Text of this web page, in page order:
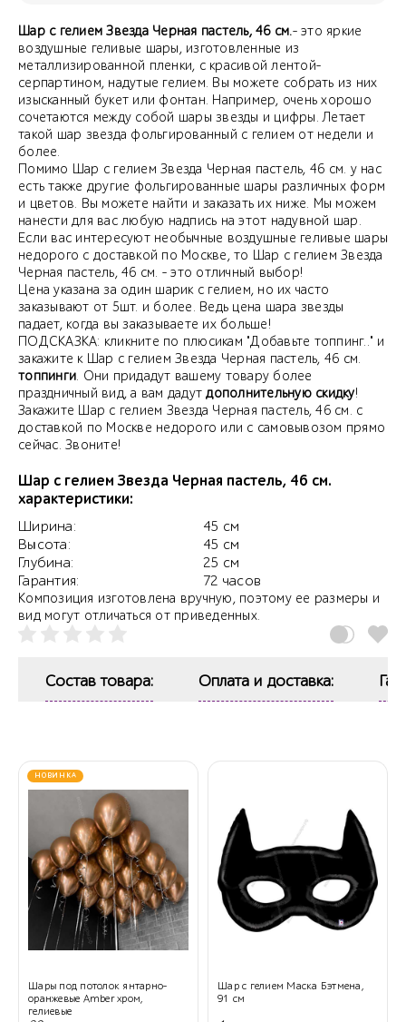
Шар с гелием Звезда Черная пастель, 46 см.- это яркие
воздушные геливые шары, изготовленные из
металлизированной пленки, с красивой лентой-
серпартином, надутые гелием. Вы можете собрать из них
изысканный букет или фонтан. Например, очень хорошо
сочетаются между собой шары звезды и цифры. Летает
такой шар звезда фольгированный с гелием от недели и
более.
Помимо Шар с гелием Звезда Черная пастель, 46 см. у нас
есть также другие фольгированные шары различных форм
и цветов. Вы можете найти и заказать их ниже. Мы можем
нанести для вас любую надпись на этот надувной шар.
Если вас интересуют необычные воздушные геливые шары
недорого с доставкой по Москве, то Шар с гелием Звезда
Черная пастель, 46 см. - это отличный выбор!
Цена указана за один шарик с гелием, но их часто
заказывают от 5шт. и более. Ведь цена шара звезды
падает, когда вы заказываете их больше!
ПОДСКАЗКА: кликните по плюсикам "Добавьте топпинг.." и
закажите к Шар с гелием Звезда Черная пастель, 46 см.
топпинги. Они придадут вашему товару более
праздничный вид, а вам дадутдополнительную скидку!
Закажите Шар с гелием Звезда Черная пастель, 46 см. с
доставкой по Москве недорого или с самовывозом прямо
сейчас. Звоните!
Шар с гелием Звезда Черная пастель, 46 см.
характеристики:
Ширина:
Высота:
Глубина:
Гарантия:
45 см
45 см
25 см
72 часов
Композиция изготовлена вручную, поэтому ее размеры и
вид могут отличаться от приведенных.
Состав товара: Оплата и доставка:
НОВИНКА
Шары под потолок янтарно-
оранжевые Amber хром,
гелиевые
Шар с гелием Маска Бэтмена,
91 см